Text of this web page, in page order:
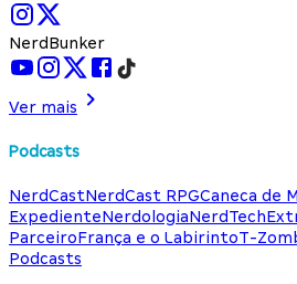
NerdBunker
Ver mais
Podcasts
NerdCastNerdCast RPGCaneca de
ExpedienteNerdologiaNerdTech
ParceiroFrança e o LabirintoT-
Podcasts